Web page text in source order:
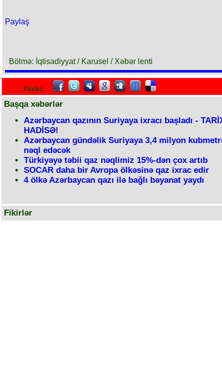
Paylaş
Bölmə: İqtisadiyyat / Karusel / Xəbər lenti
Paylaş
Başqa xəbərlər
Azərbaycan qazının Suriyaya ixracı başladı -
HADİSƏ!
Azərbaycan gündəlik Suriyaya 3,4 milyon
nəql edəcək
Türkiyəyə təbii qaz nəqlimiz 15%-dən çox artıb
SOCAR daha bir Avropa ölkəsinə qaz ixrac edir
4 ölkə Azərbaycan qazı ilə bağlı bəyanat yaydı
Fikirlər